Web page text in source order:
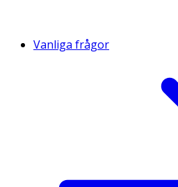
Vanliga frågor